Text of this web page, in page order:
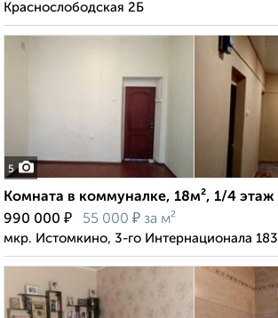
Краснослободская 2Б
5
Комната в коммуналке, 18м², 1/4 этаж
990 000 ₽ 55 000 ₽ за м²
мкр. Истомкино, 3-го Интернационала 183